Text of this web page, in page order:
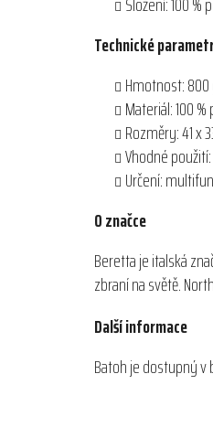
Technické
Hmotnost:
Materiál: 100
Rozměry: 41 x
Vhodné
Určení:
O značce
Beretta je italská
zbraní na světě.
Další informace
Batoh je dostupný v